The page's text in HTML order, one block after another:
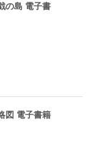
の島 電子書
図 電子書籍